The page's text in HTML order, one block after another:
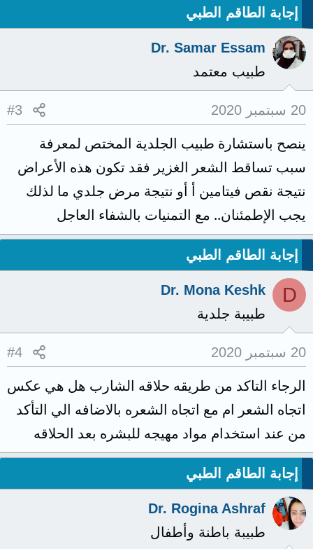
إجابة الطاقم الطبي
Dr. Samar Essam
طبيب معتمد
20 سبتمبر 2020 #3
ينصح باستشارة طبيب الجلدية المختص لمعرفة
سبب تساقط الشعر الغزير فقد تكون هذه الأعراض
نتيجة نقص فيتامين أ أو نتيجة مرض جلدي ما لذلك
يجب الإطمئنان.. مع التمنيات بالشفاء العاجل
إجابة الطاقم الطبي
D
Dr. Mona Keshk
طبيبة جلدية
20 سبتمبر 2020 #4
الرجاء التاكد من طريقه حلاقه الشارب هل هي عكس
اتجاه الشعر ام مع اتجاه الشعره بالاضافه الي التأكد
من عند استخدام مواد مهيجه للبشره بعد الحلاقه
إجابة الطاقم الطبي
Dr. Rogina Ashraf
طبيبة باطنة وأطفال